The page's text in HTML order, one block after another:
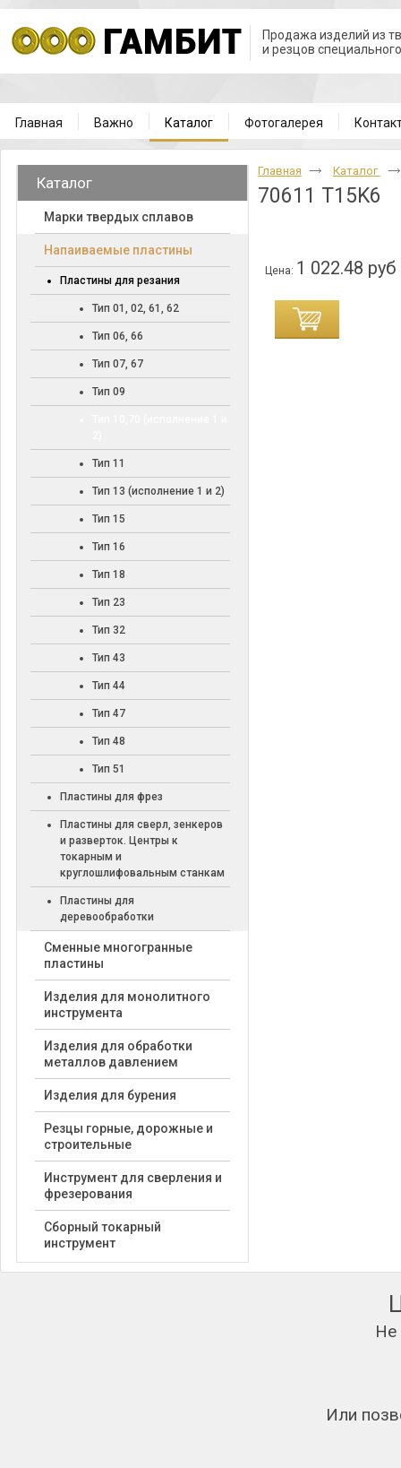
Продажа изделий из
и резцов
Главная Важно Каталог Фотогалерея
Каталог
Марки твердых сплавов
Напаиваемые пластины
Пластины для резания
Тип 01, 02, 61, 62
Тип 06, 66
Тип 07, 67
Тип 09
Тип 11
Тип 13 (исполнение 1 и 2)
Тип 15
Тип 16
Тип 18
Тип 23
Тип 32
Тип 43
Тип 44
Тип 47
Тип 48
Тип 51
Пластины для фрез
Пластины для сверл, зенкеров
и разверток. Центры к
токарным и
круглошлифовальным станкам
Пластины для
деревообработки
Cменные многогранные
пластины
Изделия для монолитного
инструмента
Изделия для обработки
металлов давлением
Изделия для бурения
Резцы горные, дорожные и
строительные
Инструмент для сверления и
фрезерования
Сборный токарный
инструмент
Главная Каталог
70611 T15K6
Цена: 1 022.48 руб
Не
Или